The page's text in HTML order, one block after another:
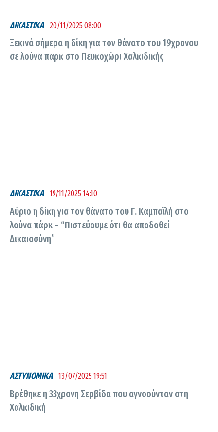
ΔΙΚΑΣΤΙΚΑ 20/11/2025 08:00
Ξεκινά σήμερα η δίκη για τον θάνατο του 19χρονου
σε λούνα παρκ στο Πευκοχώρι Χαλκιδικής
ΔΙΚΑΣΤΙΚΑ 19/11/2025 14:10
Αύριο η δίκη για τον θάνατο του Γ. Καμπαϊλή στο
λούνα πάρκ – “Πιστεύουμε ότι θα αποδοθεί
Δικαιοσύνη”
ΑΣΤΥΝΟΜΙΚΑ 13/07/2025 19:51
Βρέθηκε η 33χρονη Σερβίδα που αγνοούνταν στη
Χαλκιδική